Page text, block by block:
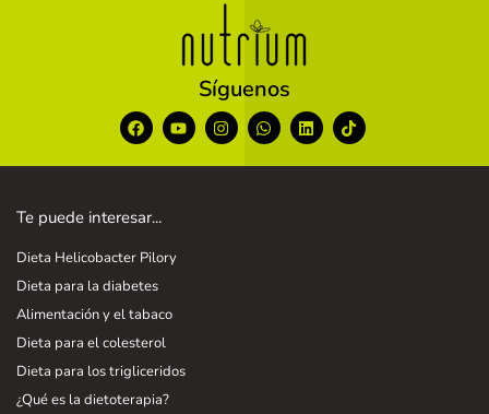
Síguenos
Te puede interesar...
Dieta Helicobacter Pilory
Dieta para la diabetes
Alimentación y el tabaco
Dieta para el colesterol
Dieta para los trigliceridos
¿Qué es la dietoterapia?